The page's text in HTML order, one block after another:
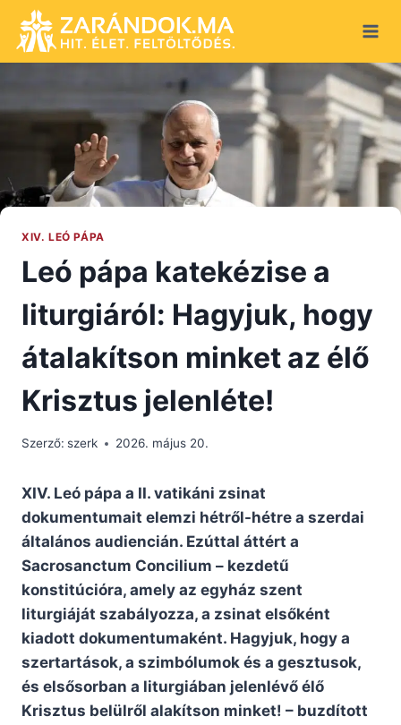
content
XIV. LEÓ PÁPA
Leó pápa katekézise a
liturgiáról: Hagyjuk, hogy
átalakítson minket az élő
Krisztus jelenléte!
Szerző: szerk 2026. május 20.
XIV. Leó pápa a II. vatikáni zsinat
dokumentumait elemzi hétről-hétre a szerdai
általános audiencián. Ezúttal áttért a
Sacrosanctum Concilium – kezdetű
konstitúcióra, amely az egyház szent
liturgiáját szabályozza, a zsinat elsőként
kiadott dokumentumaként. Hagyjuk, hogy a
szertartások, a szimbólumok és a gesztusok,
és elsősorban a liturgiában jelenlévő élő
Krisztus belülről alakítson minket! – buzdított